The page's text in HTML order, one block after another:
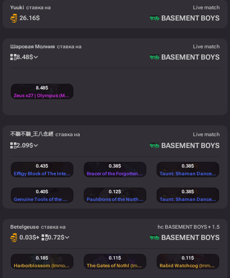
Yuuki ставка на Live match
26.16$ BASEMENT BOYS
Шаровая Молния ставка на Live match
8.48$ BASEMENT BOYS
8.48$
Zeus x27 | Olympus (Minimal Wear)
不聽不聽_王八念經 ставка на Live match
2.09$ BASEMENT BOYS
0.43$
Effigy Block of The International 2016 II
(Rare)
0.38$
Bracer of the Forgotten Plane
(Mythical)
0.38$
Taunt: Shaman Dance(Rare)
0.40$
Genuine Tools of the Master Thief Set
(Rare)
0.12$
Pauldrons of the Northern Shore
(Rare)
0.38$
Taunt: Shaman Dance(Rare)
Betelgeuse ставка на hc BASEMENT BOYS + 1.5
0.03$+ 0.72$ BASEMENT BOYS
0.18$
Harborblossom (Immortal)
0.11$
The Gates of Nothl (Immortal)
0.11$
Rabid Watchcog(Immortal)